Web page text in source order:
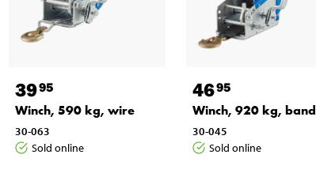
3995
Winch, 590 kg, wire
30-063
Sold online
4695
Winch, 920 kg, band
30-045
Sold online